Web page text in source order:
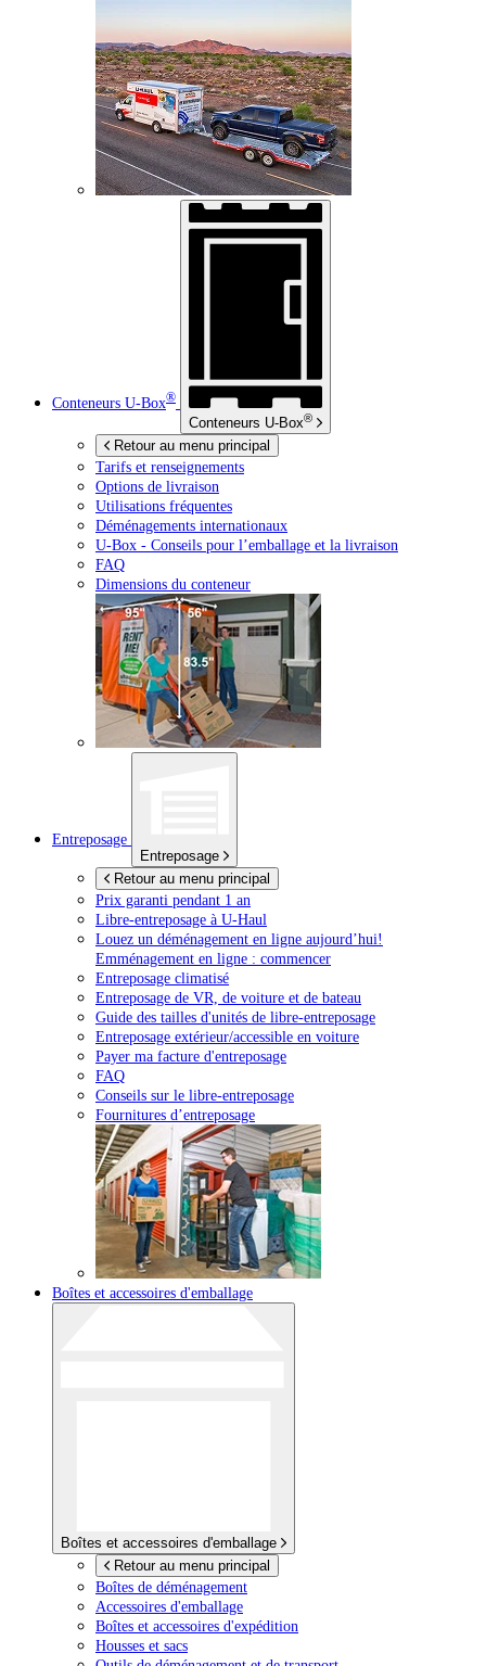
Conteneurs U-Box®
Conteneurs U-Box®
Retour au menu principal
Tarifs et renseignements
Options de livraison
Utilisations fréquentes
Déménagements internationaux
U-Box - Conseils pour l’emballage et la livraison
FAQ
Dimensions du conteneur
Entreposage
Entreposage
Retour au menu principal
Prix garanti pendant 1 an
Libre-entreposage à U-Haul
Louez un déménagement en ligne aujourd’hui!
Emménagement en ligne : commencer
Entreposage climatisé
Entreposage de VR, de voiture et de bateau
Guide des tailles d'unités de libre-entreposage
Entreposage extérieur/accessible en voiture
Payer ma facture d'entreposage
FAQ
Conseils sur le libre-entreposage
Fournitures d’entreposage
Boîtes et accessoires d'emballage
Boîtes et accessoires d'emballage
Retour au menu principal
Boîtes de déménagement
Accessoires d'emballage
Boîtes et accessoires d'expédition
Housses et sacs